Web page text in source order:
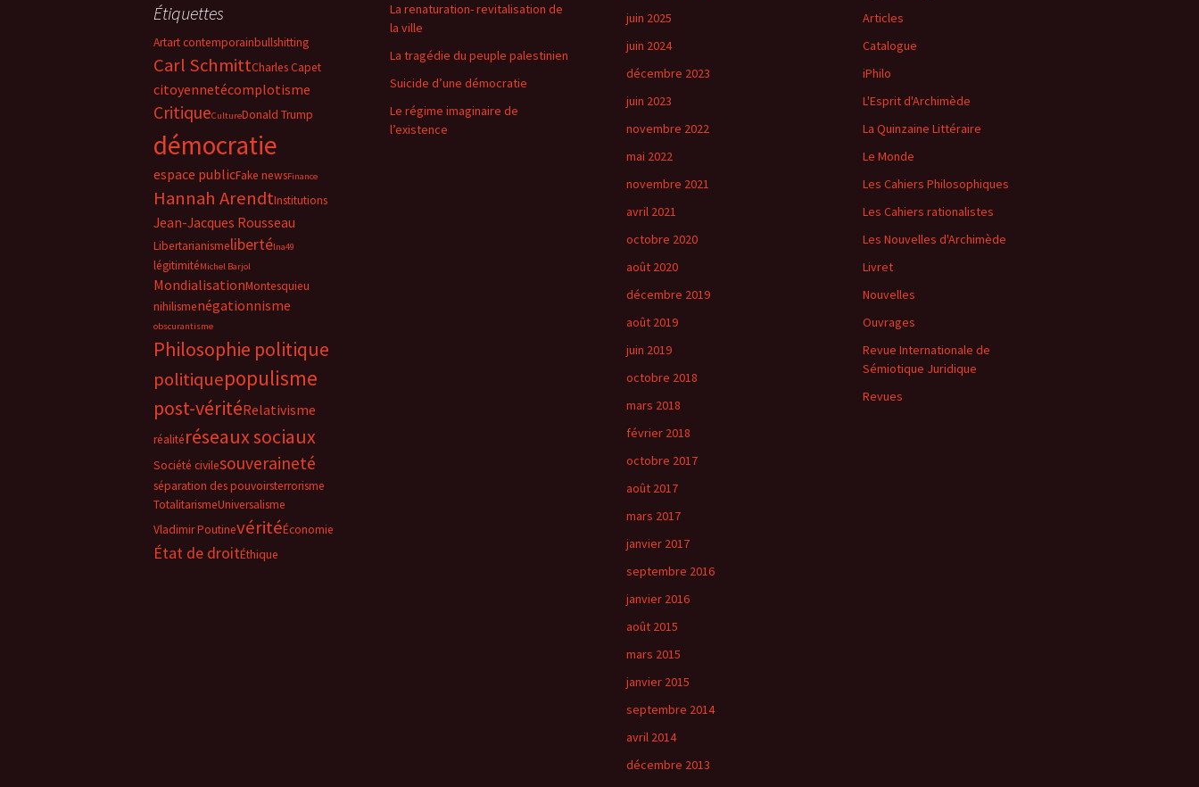
La renaturation- revitalisation de
la ville
La tragédie du peuple palestinien
Suicide d’une démocratie
Le régime imaginaire de
l’existence
juin 2025
juin 2024
décembre 2023
juin 2023
novembre 2022
mai 2022
novembre 2021
avril 2021
octobre 2020
août 2020
décembre 2019
août 2019
juin 2019
octobre 2018
mars 2018
février 2018
octobre 2017
août 2017
mars 2017
janvier 2017
septembre 2016
janvier 2016
août 2015
mars 2015
janvier 2015
septembre 2014
avril 2014
décembre 2013
Articles
Catalogue
iPhilo
L'Esprit d'Archimède
La Quinzaine Littéraire
Le Monde
Les Cahiers Philosophiques
Les Cahiers rationalistes
Les Nouvelles d'Archimède
Livret
Nouvelles
Ouvrages
Revue Internationale de
Sémiotique Juridique
Revues
Étiquettes
Artart contemporainbullshitting
Carl SchmittCharles Capet
citoyennetécomplotisme
CritiqueCultureDonald Trump
démocratie
espace publicFake newsFinance
Hannah ArendtInstitutions
Jean-Jacques Rousseau
Libertarianismelibertélna49
légitimitéMichel Barjol
MondialisationMontesquieu
nihilismenégationnisme
obscurantisme
Philosophie politique
politiquepopulisme
post-véritéRelativisme
réalitéréseaux sociaux
Société civilesouveraineté
séparation des pouvoirsterrorisme
TotalitarismeUniversalisme
Vladimir PoutinevéritéÉconomie
État de droitÉthique